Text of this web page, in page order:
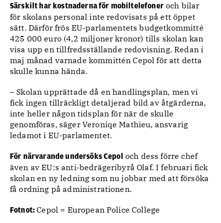
Särskilt har kostnaderna för mobiltelefoneroch bilar
för skolans personal inte redovisats på ett öppet
sätt. Därför frös EU-parlamentets budgetkommitté
425 000 euro (4,2 miljoner kronor) tills skolan kan
visa upp en tillfredsställande redovisning. Redan i
maj månad varnade kommittén Cepol för att detta
skulle kunna hända.
– Skolan upprättade då en handlingsplan, men vi
fick ingen tillräckligt detaljerad bild av åtgärderna,
inte heller någon tidsplan för när de skulle
genomföras, säger Veroniqe Mathieu, ansvarig
ledamot i EU-parlamentet.
För närvarande undersöks Cepol och dess förre chef
även av EU:s anti-bedrägeribyrå Olaf. I februari fick
skolan en ny ledning som nu jobbar med att försöka
få ordning på administrationen.
Fotnot:Cepol = European Police College